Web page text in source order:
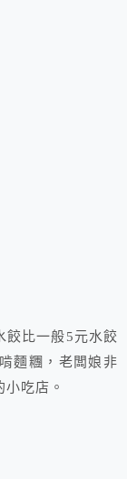
餃比一般5元水餃
麵糰，老闆娘非
吃店。